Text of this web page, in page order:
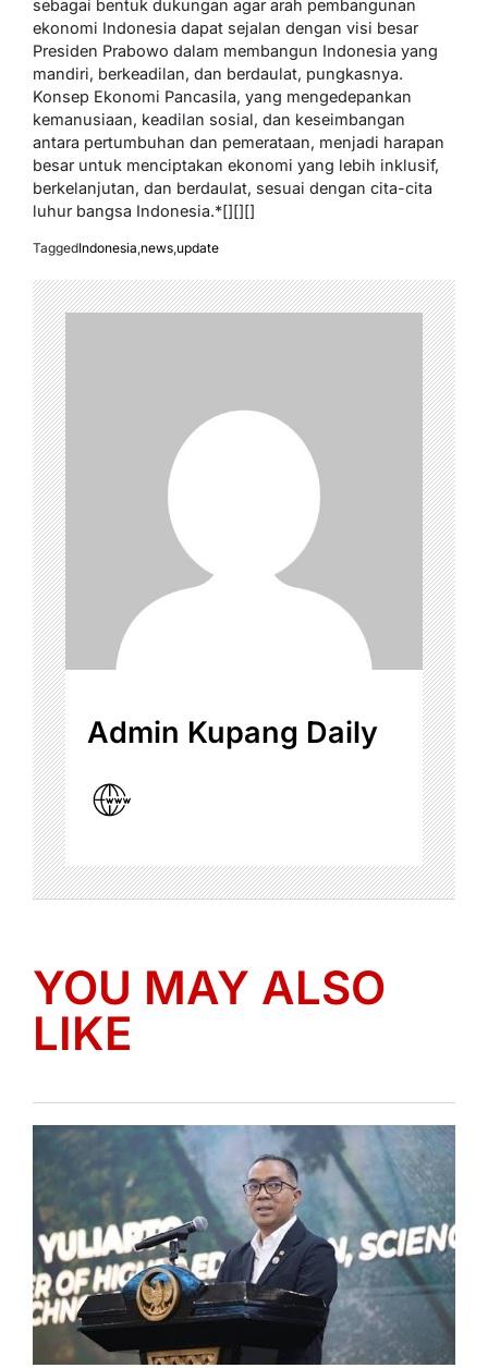
sebagai bentuk dukungan agar arah pembangunan
ekonomi Indonesia dapat sejalan dengan visi besar
Presiden Prabowo dalam membangun Indonesia yang
mandiri, berkeadilan, dan berdaulat, pungkasnya.
Konsep Ekonomi Pancasila, yang mengedepankan
kemanusiaan, keadilan sosial, dan keseimbangan
antara pertumbuhan dan pemerataan, menjadi harapan
besar untuk menciptakan ekonomi yang lebih inklusif,
berkelanjutan, dan berdaulat, sesuai dengan cita-cita
luhur bangsa Indonesia.*[][][]
TaggedIndonesia,news,update
Admin Kupang Daily
YOU MAY ALSO
LIKE